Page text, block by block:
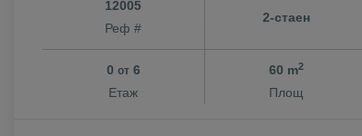
12005
Реф #
2-стаен
0 от6
Етаж
60 m2
Площ